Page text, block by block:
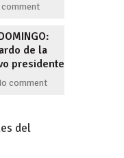
de la
presidente
comment
del